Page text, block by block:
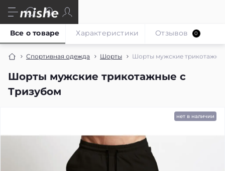
Спортивная одежда Шорты Шорты мужские
Шорты мужские трикотажные с
Тризубом
Все о товаре Характеристики Отзывов 0
нет в наличии